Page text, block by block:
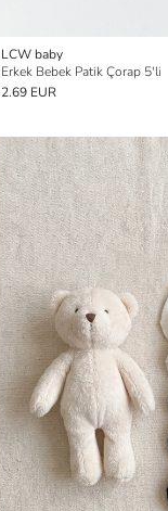
LCW baby
Erkek Bebek Patik Çorap 5'li
2.69 EUR